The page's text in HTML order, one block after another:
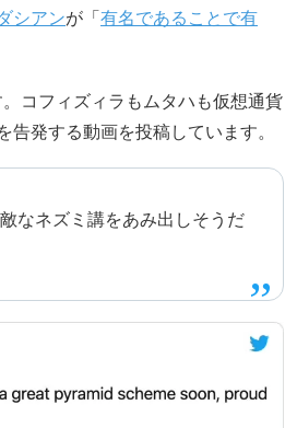
シアンが「有名であることで有
コフィズィラもムタハも仮想通貨
告発する動画を投稿しています。
なネズミ講をあみ出しそうだ